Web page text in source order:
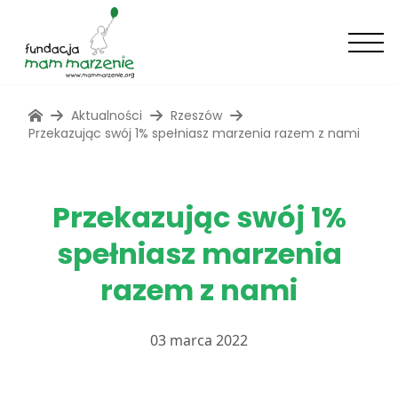
Aktualności
Rzeszów
Przekazując swój 1% spełniasz marzenia razem z nami
Przekazując swój 1%
spełniasz marzenia
razem z nami
03 marca 2022